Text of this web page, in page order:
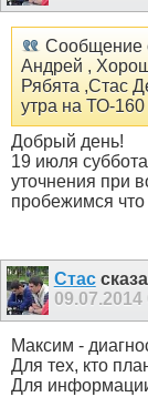
Сообщение
Андрей ,
Рябята ,Стас
утра на ТО-
Добрый день!
19 июля
уточнения при
пробежимся
Стас
09.07.2014
Максим -
Для тех, кто
Для